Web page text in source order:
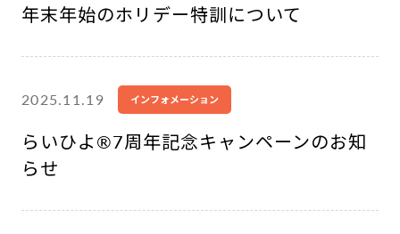
年末年始のホリデー特訓について
2025.11.19 インフォメーション
らいひよ®︎7周年記念キャンペーンのお知
らせ